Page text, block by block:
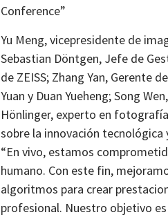
Conference”
Yu Meng, vicepresidente de
Sebastian Döntgen, Jefe de
de ZEISS; Zhang Yan, Gerente
Yuan y Duan Yueheng; Song
Hönlinger, experto en
sobre la innovación
“En vivo, estamos
humano. Con este fin,
algoritmos para crear
profesional. Nuestro objetivo